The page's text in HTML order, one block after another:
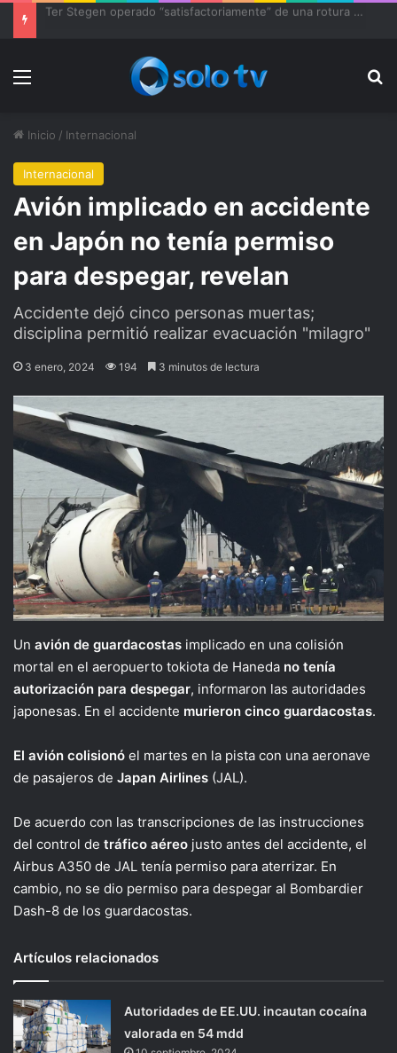
Ter Stegen operado “satisfactoriamente” de una rotura completa del tendón rotuliano
Menu
Inicio / Internacional
Internacional
Avión implicado en accidente
en Japón no tenía permiso
para despegar, revelan
Accidente dejó cinco personas muertas;
disciplina permitió realizar evacuación "milagro"
3 enero, 2024 194 3 minutos de lectura
Un avión de guardacostas implicado en una colisión
mortal en el aeropuerto tokiota de Haneda no tenía
autorización para despegar, informaron las autoridades
japonesas. En el accidente murieron cinco guardacostas.
El avión colisionó el martes en la pista con una aeronave
de pasajeros de Japan Airlines (JAL).
De acuerdo con las transcripciones de las instrucciones
del control de tráfico aéreo justo antes del accidente, el
Airbus A350 de JAL tenía permiso para aterrizar. En
cambio, no se dio permiso para despegar al Bombardier
Dash-8 de los guardacostas.
Artículos relacionados
Autoridades de EE.UU. incautan cocaína
valorada en 54 mdd